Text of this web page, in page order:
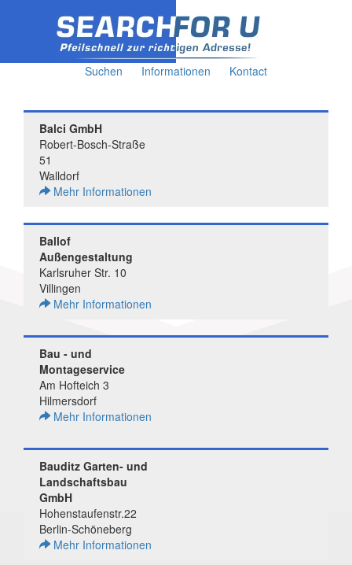
Suchen Informationen Kontact
Balci GmbH
Robert-Bosch-Straße
51
Walldorf
Mehr Informationen
Ballof
Außengestaltung
Karlsruher Str. 10
Villingen
Mehr Informationen
Bau - und
Montageservice
Am Hofteich 3
Hilmersdorf
Mehr Informationen
Bauditz Garten- und
Landschaftsbau
GmbH
Hohenstaufenstr.22
Berlin-Schöneberg
Mehr Informationen